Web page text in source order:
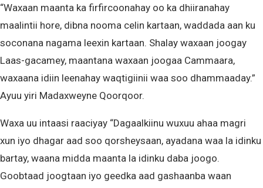
“Waxaan maanta ka firfircoonahay oo ka dhiiranahay
maalintii hore, dibna nooma celin kartaan, waddada aan ku
soconana nagama leexin kartaan. Shalay waxaan joogay
Laas-gacamey, maantana waxaan joogaa Cammaara,
waxaana idiin leenahay waqtigiinii waa soo dhammaaday.”
Ayuu yiri Madaxweyne Qoorqoor.
Waxa uu intaasi raaciyay “Dagaalkiinu wuxuu ahaa magri
xun iyo dhagar aad soo qorsheysaan, ayadana waa la idinku
bartay, waana midda maanta la idinku daba joogo.
Goobtaad joogtaan iyo geedka aad gashaanba waan